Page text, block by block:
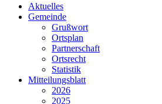
Aktuelles
Gemeinde
Grußwort
Ortsplan
Partnerschaft
Ortsrecht
Statistik
Mitteilungsblatt
2026
2025